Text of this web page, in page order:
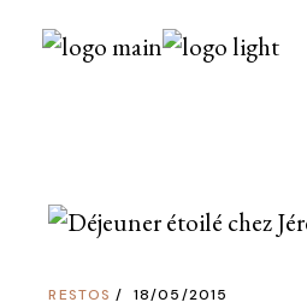
RESTOS 18/05/2015